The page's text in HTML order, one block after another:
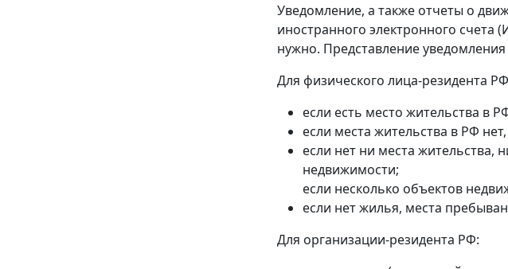
Уведомление, а также отчеты о
иностранного электронного
нужно. Представление уведомления
Для физического лица-резидента
если есть место жительства в
если места жительства в РФ
если нет ни места жительства,
недвижимости;
если несколько объектов
если нет жилья, места
Для организации-резидента РФ: